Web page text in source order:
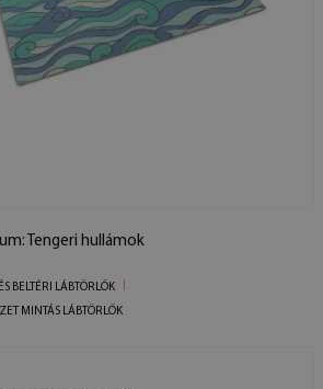
Tengeri hullámok
BELTÉRI LÁBTÖRLŐK
MINTÁS LÁBTÖRLŐK